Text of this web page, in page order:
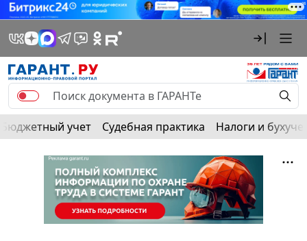
Бюджетный учет Судебная практика Налоги и